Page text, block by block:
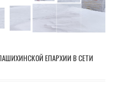
ЕПАРХИИ В СЕТИ